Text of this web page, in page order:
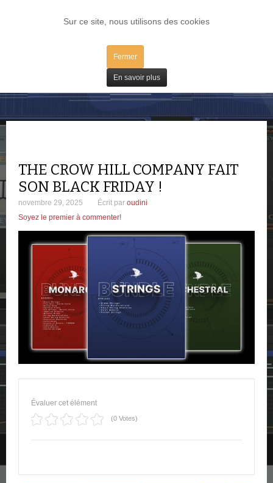
Sur ce site, nous utilisons des cookies
Fermer
En savoir plus
LOG IN
Bons Plans
THE CROW HILL COMPANY FAIT
SON BLACK FRIDAY !
novembre 29, 2025 Écrit par oudini
Soyez le premier à commenter!
Évaluer cet élément
(0 Votes)